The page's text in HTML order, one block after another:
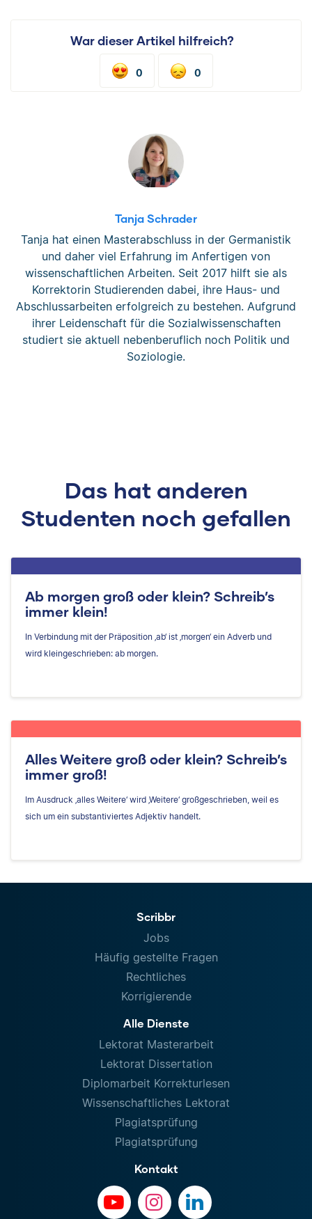
War dieser Artikel hilfreich?
0 0
Tanja Schrader
Tanja hat einen Masterabschluss in der Germanistik
und daher viel Erfahrung im Anfertigen von
wissenschaftlichen Arbeiten. Seit 2017 hilft sie als
Korrektorin Studierenden dabei, ihre Haus- und
Abschlussarbeiten erfolgreich zu bestehen. Aufgrund
ihrer Leidenschaft für die Sozialwissenschaften
studiert sie aktuell nebenberuflich noch Politik und
Soziologie.
Das hat anderen
Studenten noch gefallen
Ab morgen groß oder klein? Schreib’s
immer klein!
In Verbindung mit der Präposition ‚ab‘ ist ‚morgen‘ ein Adverb und
wird kleingeschrieben: ab morgen.
Alles Weitere groß oder klein? Schreib’s
immer groß!
Im Ausdruck ‚alles Weitere‘ wird ‚Weitere‘ großgeschrieben, weil es
sich um ein substantiviertes Adjektiv handelt.
Scribbr
Jobs
Häufig gestellte Fragen
Rechtliches
Korrigierende
Alle Dienste
Lektorat Masterarbeit
Lektorat Dissertation
Diplomarbeit Korrekturlesen
Wissenschaftliches Lektorat
Plagiatsprüfung
Plagiatsprüfung
Kontakt